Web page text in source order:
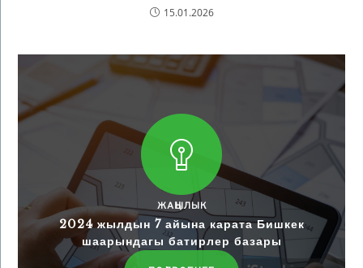
15.01.2026
ЖАҢЫЛЫК
2024 жылдын 7 айына карата Бишкек
шаарындагы батирлер базары